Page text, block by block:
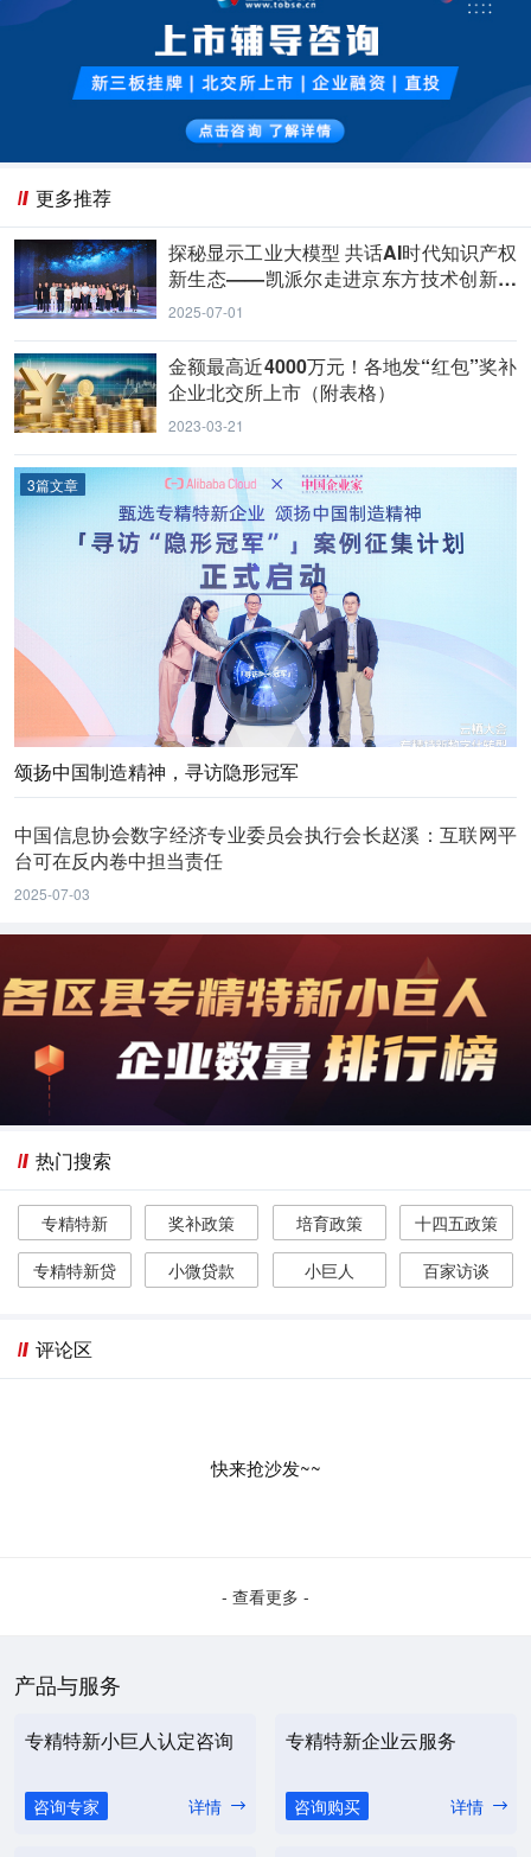
更多推荐
探秘显示工业大模型 共话AI时代知识产权
新生态——凯派尔走进京东方技术创新中
心
2025-07-01
金额最高近4000万元！各地发“红包”奖补
企业北交所上市（附表格）
2023-03-21
3篇文章
颂扬中国制造精神，寻访隐形冠军
中国信息协会数字经济专业委员会执行会长赵溪：互联网平
台可在反内卷中担当责任
2025-07-03
热门搜索
专精特新 奖补政策 培育政策
十四五政策
专精特新贷
小微贷款 小巨人 百家访谈
评论区
快来抢沙发~~
- 查看更多 -
产品与服务
专精特新小巨人认定咨询
咨询专家 详情
专精特新企业云服务
咨询购买 详情